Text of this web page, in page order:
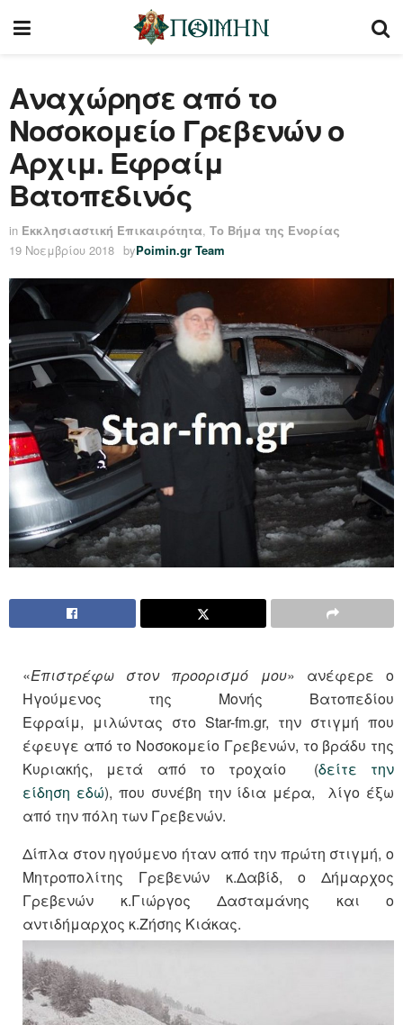
Αναχώρησε από το
Νοσοκομείο Γρεβενών ο
Αρχιμ. Εφραίμ
Βατοπεδινός
in Εκκλησιαστική Επικαιρότητα, Το Βήμα της Ενορίας
19 Νοεμβρίου 2018 byPoimin.gr Team
«Επιστρέφω στον προορισμό μου» ανέφερε ο
Ηγούμενος της Μονής Βατοπεδίου
Εφραίμ, μιλώντας στο Star-fm.gr, την στιγμή που
έφευγε από το Νοσοκομείο Γρεβενών, το βράδυ της
Κυριακής, μετά από το τροχαίο (δείτε την
είδηση εδώ), που συνέβη την ίδια μέρα, λίγο έξω
από την πόλη των Γρεβενών.
Δίπλα στον ηγούμενο ήταν από την πρώτη στιγμή, ο
Μητροπολίτης Γρεβενών κ.Δαβίδ, ο Δήμαρχος
Γρεβενών κ.Γιώργος Δασταμάνης και ο
αντιδήμαρχος κ.Ζήσης Κιάκας.